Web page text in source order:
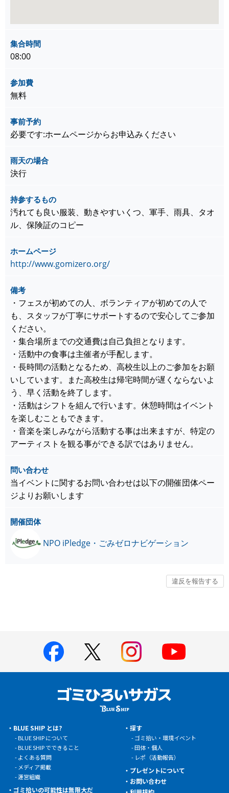
集合時間
08:00
参加費
無料
事前予約
必要です:ホームページからお申込みください
雨天の場合
決行
持参するもの
汚れても良い服装、動きやすいくつ、軍手、雨具、タオ
ル、保険証のコピー
ホームページ
http://www.gomizero.org/
備考
・フェスが初めての人、ボランティアが初めての人で
も、スタッフが丁寧にサポートするので安心してご参加
ください。
・集合場所までの交通費は自己負担となります。
・活動中の食事は主催者が手配します。
・長時間の活動となるため、高校生以上のご参加をお願
いしています。また高校生は帰宅時間が遅くならないよ
う、早く活動を終了します。
・活動はシフトを組んで行います。休憩時間はイベント
を楽しむこともできます。
・音楽を楽しみながら活動する事は出来ますが、特定の
アーティストを観る事ができる訳ではありません。
問い合わせ
当イベントに関するお問い合わせは以下の開催団体ペー
ジよりお願いします
開催団体
NPO iPledge・ごみゼロナビゲーション
BLUE SHIP とは?
BLUE SHIP について
BLUE SHIP でできること
よくある質問
メディア掲載
運営組織
ゴミ拾いの可能性は無限大だ
探す
ゴミ拾い・環境イベント
団体・個人
レポ（活動報告）
プレゼントについて
お問い合わせ